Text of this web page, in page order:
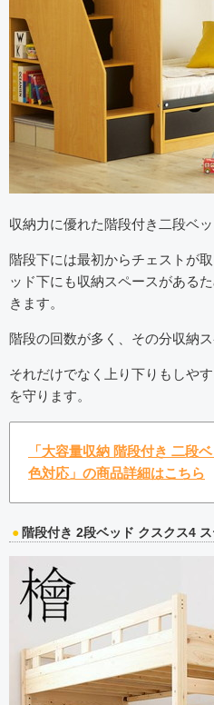
収納力に優れた階段付き二段ベッ
階段下には最初からチェストが
ッド下にも収納スペースがある
きます。
階段の回数が多く、その分収納
それだけでなく上り下りもしや
を守ります。
「大容量収納 階段付き 二段
色対応」の商品詳細はこちら
階段付き 2段ベッド クスクス4